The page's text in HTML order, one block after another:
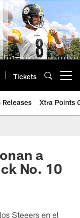
Tickets
Releases Xtra Points
a
No. 10
Steeers en el